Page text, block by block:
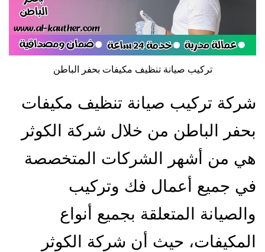
تركيب صيانة تنظيف مكيفات بحفر الباطن
شركة تركيب صيانة تنظيف مكيفات
بحفر الباطن من خلال شركة الكوثر
هي من أشهر الشركات المتخصصة
في جميع أعمال فك وتركيب
والصيانة المتعلقة بجميع أنواع
المكيفات، حيث أن شركة الكوثر